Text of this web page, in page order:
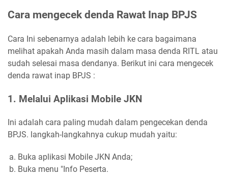
Cara mengecek denda Rawat Inap BPJS
Cara Ini sebenarnya adalah lebih ke cara bagaimana
melihat apakah Anda masih dalam masa denda RITL atau
sudah selesai masa dendanya. Berikut ini cara mengecek
denda rawat inap BPJS :
1. Melalui Aplikasi Mobile JKN
Ini adalah cara paling mudah dalam pengecekan denda
BPJS. langkah-langkahnya cukup mudah yaitu:
Buka aplikasi Mobile JKN Anda;
Buka menu "Info Peserta.